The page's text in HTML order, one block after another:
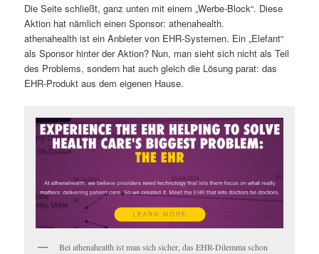
Die Seite schließt, ganz unten mit einem „Werbe-Block“. Diese
Aktion hat nämlich einen Sponsor: athenahealth.
athenahealth ist ein Anbieter von EHR-Systemen. Ein „Elefant“
als Sponsor hinter der Aktion? Nun, man sieht sich nicht als Teil
des Problems, sondern hat auch gleich die Lösung parat: das
EHR-Produkt aus dem eigenen Hause.
Bei athenahealth ist man sich sicher, das EHR-Dilemma schon